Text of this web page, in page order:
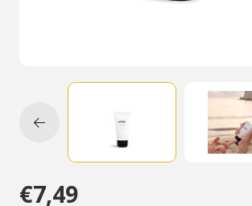
€7,49